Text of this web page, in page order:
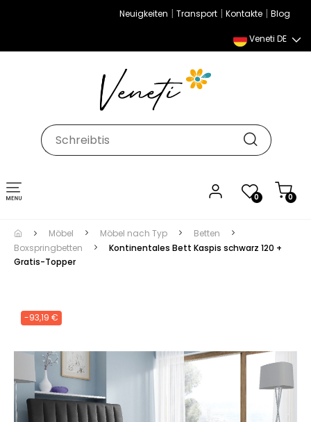
Neuigkeiten | Transport | Kontakte | Blog
Veneti DE
0 0
Umschalten
der
Navigation
Möbel Möbel nach Typ
Betten
Boxspringbetten
Kontinentales Bett Kaspis schwarz 120 +
Gratis-Topper
-93,19 €